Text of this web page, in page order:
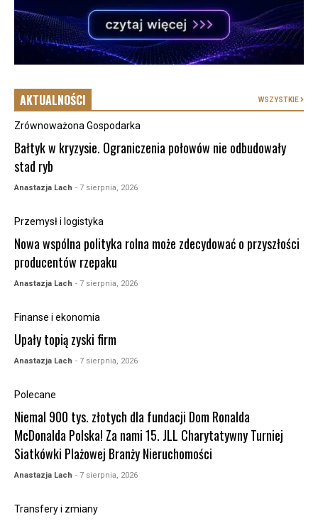
AKTUALNOŚCI WSZYSTKIE
Zrównoważona Gospodarka
Bałtyk w kryzysie. Ograniczenia połowów nie odbudowały
stad ryb
Anastazja Lach - 7 sierpnia, 2026
Przemysł i logistyka
Nowa wspólna polityka rolna może zdecydować o przyszłości
producentów rzepaku
Anastazja Lach - 7 sierpnia, 2026
Finanse i ekonomia
Upały topią zyski firm
Anastazja Lach - 7 sierpnia, 2026
Polecane
Niemal 900 tys. złotych dla fundacji Dom Ronalda
McDonalda Polska! Za nami 15. JLL Charytatywny Turniej
Siatkówki Plażowej Branży Nieruchomości
Anastazja Lach - 7 sierpnia, 2026
Transfery i zmiany